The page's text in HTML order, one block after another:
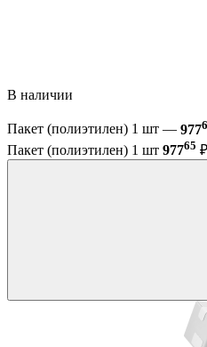
В наличии
Пакет (полиэтилен) 1 шт — 977
Пакет (полиэтилен) 1 шт 97765 ₽